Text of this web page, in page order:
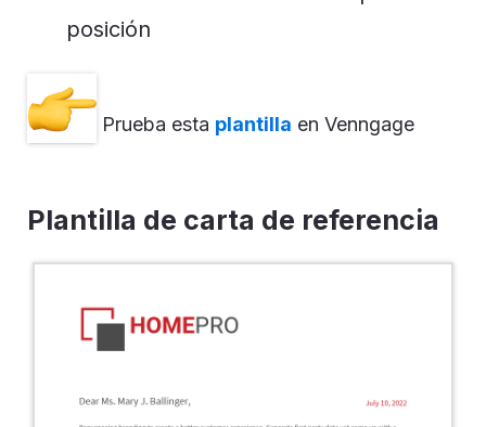
posición
Prueba esta plantilla en Venngage
Plantilla de carta de referencia